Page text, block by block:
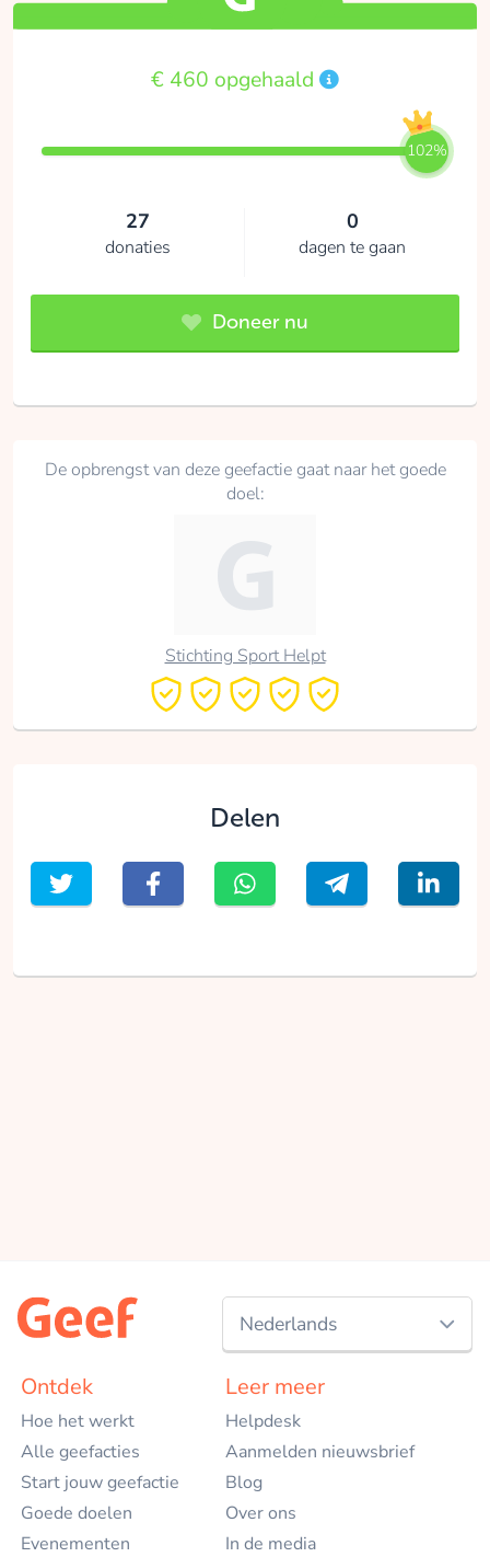
€ 460 opgehaald
102%
27
donaties
0
dagen te gaan
Doneer nu
De opbrengst van deze geefactie gaat naar het goede
doel:
Stichting Sport Helpt
Delen
Nederlands
English
Ontdek
Hoe het werkt
Alle geefacties
Start jouw geefactie
Goede doelen
Evenementen
Leer meer
Helpdesk
Aanmelden nieuwsbrief
Blog
Over ons
In de media